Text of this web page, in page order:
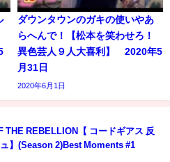
ダウンタウンのガキの使いやあ
らへんで！【松本を笑わせろ！
異色芸人９人大喜利】 2020年5
月31日
2020年6月1日
THE REBELLION【 コードギアス 反
】(Season 2)Best Moments #1